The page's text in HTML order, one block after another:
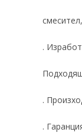
.
.
.